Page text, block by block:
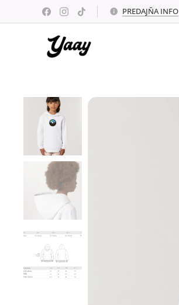
PREDAJŇA INFO